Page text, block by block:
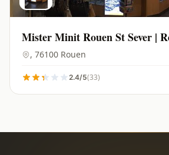
Mister Minit Rouen St Sever |
, 76100 Rouen
2.4/5(33)